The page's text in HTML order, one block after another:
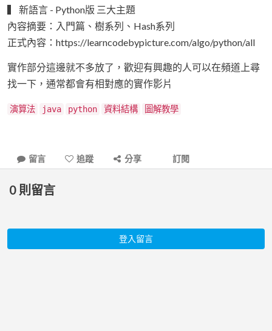
▍ 新語言 - Python版 三大主題
內容摘要：入門篇、樹系列、Hash系列
正式內容：https://learncodebypicture.com/algo/python/all
實作部分這邊就不多放了，歡迎有興趣的人可以在頻道上尋
找一下，通常都會有相對應的實作影片
演算法 java python 資料結構 圖解教學
留言 追蹤 分享 訂閱
0 則留言
登入留言